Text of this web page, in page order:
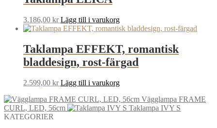
3.186,00 kr Lägg till i varukorg
Taklampa EFFEKT, romantisk
bladdesign, rost-färgad
2.599,00 kr Lägg till i varukorg
Vägglampa FRAME
CURL, LED, 56cm
Taklampa IVY S
KATEGORIER